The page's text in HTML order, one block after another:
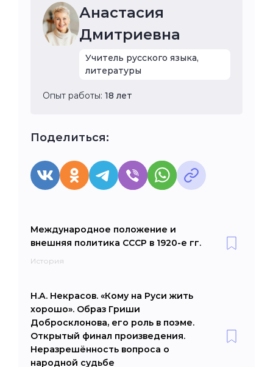
Анастасия
Дмитриевна
Учитель русского языка,
литературы
Опыт работы: 18 лет
Поделиться:
Международное положение и
внешняя политика СССР в 1920-е гг.
История
Н.А. Некрасов. «Кому на Руси жить
хорошо». Образ Гриши
Добросклонова, его роль в поэме.
Открытый финал произведения.
Неразрешённость вопроса о
народной судьбе